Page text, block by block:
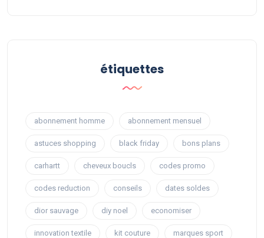
étiquettes
abonnement homme abonnement mensuel
astuces shopping black friday bons plans
carhartt cheveux boucls codes promo
codes reduction conseils dates soldes
dior sauvage diy noel economiser
innovation textile kit couture marques sport